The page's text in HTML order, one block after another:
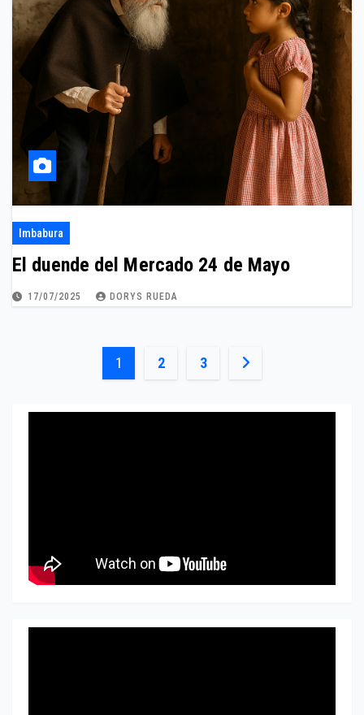
Imbabura
El duende del Mercado 24 de Mayo
17/07/2025 DORYS RUEDA
Paginación
1 2 3